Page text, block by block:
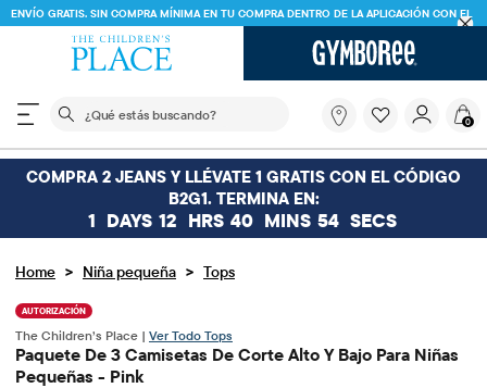
ENVÍO GRATIS. SIN COMPRA MÍNIMA EN TU COMPRA DENTRO DE LA APLICACIÓN CON EL
CÓDIGO
El siguiente campo de búsqueda filtra las
buscando?
0
COMPRA 2 JEANS Y LLÉVATE 1 GRATIS CON EL CÓDIGO
B2G1. TERMINA EN:
1 DAYS 12 HRS 40 MINS 54 SECS
Home > Niña pequeña > Tops
AUTORIZACIÓN
The Children’s Place | Ver Todo Tops
Paquete De 3 Camisetas De Corte Alto Y Bajo Para Niñas
Pequeñas - Pink